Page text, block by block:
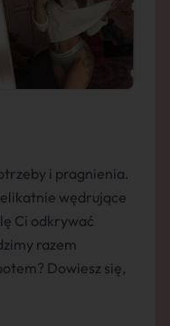
i pragnienia.
wędrujące
Ci odkrywać
razem
Dowiesz się,